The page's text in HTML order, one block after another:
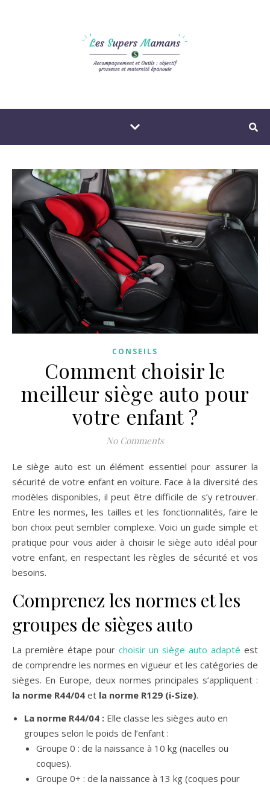
CONSEILS
Comment choisir le
meilleur siège auto pour
votre enfant ?
No Comments
Le siège auto est un élément essentiel pour assurer la
sécurité de votre enfant en voiture. Face à la diversité des
modèles disponibles, il peut être difficile de s’y retrouver.
Entre les normes, les tailles et les fonctionnalités, faire le
bon choix peut sembler complexe. Voici un guide simple et
pratique pour vous aider à choisir le siège auto idéal pour
votre enfant, en respectant les règles de sécurité et vos
besoins.
Comprenez les normes et les
groupes de sièges auto
La première étape pour choisir un siège auto adapté est
de comprendre les normes en vigueur et les catégories de
sièges. En Europe, deux normes principales s’appliquent :
la norme R44/04 et la norme R129 (i-Size).
La norme R44/04 : Elle classe les sièges auto en
groupes selon le poids de l’enfant :
Groupe 0 : de la naissance à 10 kg (nacelles ou
coques).
Groupe 0+ : de la naissance à 13 kg (coques pour